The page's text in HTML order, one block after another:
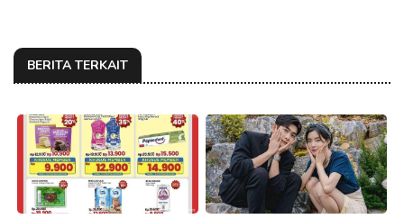
BERITA TERKAIT